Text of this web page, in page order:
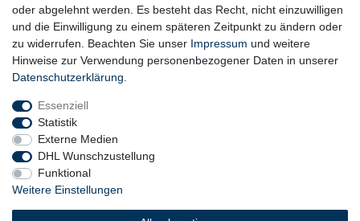
Widerrufs­recht
oder abgelehnt werden. Es besteht das Recht, nicht einzuwilligen
und die Einwilligung zu einem späteren Zeitpunkt zu ändern oder
zu widerrufen. Beachten Sie unser Impressum und weitere
Hinweise zur Verwendung personenbezogener Daten in unserer
Daten­schutz­erklärung
Essenziell
Statistik
Externe Medien
DHL Wunschzustellung
Funktional
Weitere Einstellungen